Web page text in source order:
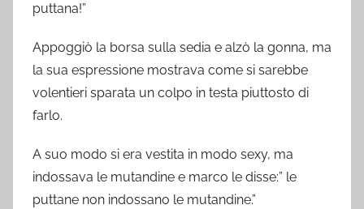
puttana!”
Appoggiò la borsa sulla sedia e alzò la gonna, ma
la sua espressione mostrava come si sarebbe
volentieri sparata un colpo in testa piuttosto di
farlo.
A suo modo si era vestita in modo sexy, ma
indossava le mutandine e marco le disse:” le
puttane non indossano le mutandine.”